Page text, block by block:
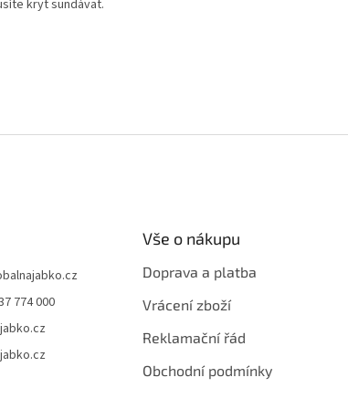
kryt sundávat.
774 000
Vše o nákupu
Doprava a platba
Vrácení zboží
Reklamační řád
Obchodní podmínky